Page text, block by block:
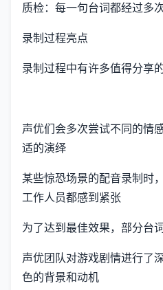
质检：每一句台词都经过多
录制过程亮点
录制过程中有许多值得分享的
声优们会多次尝试不同的情
适的演绎
某些惊恐场景的配音录制时
工作人员都感到紧张
为了达到最佳效果，部分台
声优团队对游戏剧情进行了
色的背景和动机